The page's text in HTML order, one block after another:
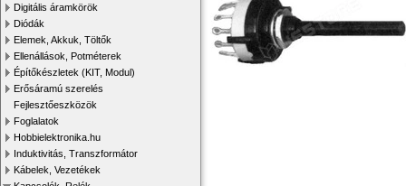
Digitális áramkörök
Diódák
Elemek, Akkuk, Töltők
Ellenállások, Potméterek
Építőkészletek (KIT, Modul)
Erősáramú szerelés
Fejlesztőeszközök
Foglalatok
Hobbielektronika.hu
Induktivitás, Transzformátor
Kábelek, Vezetékek